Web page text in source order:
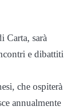
Carta, sarà
e dibattiti
che ospiterà
annualmente